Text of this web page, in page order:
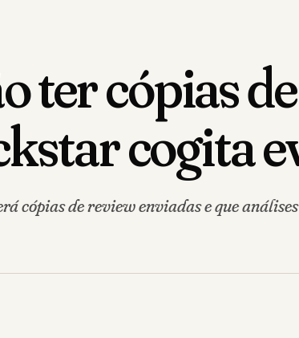
ter cópias
cogita
cópias de review enviadas e que análises